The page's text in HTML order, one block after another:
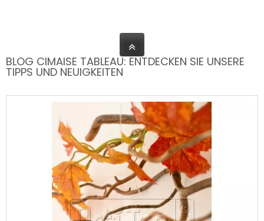
BLOG CIMAISE TABLEAU: ENTDECKEN SIE UNSERE
TIPPS UND NEUIGKEITEN